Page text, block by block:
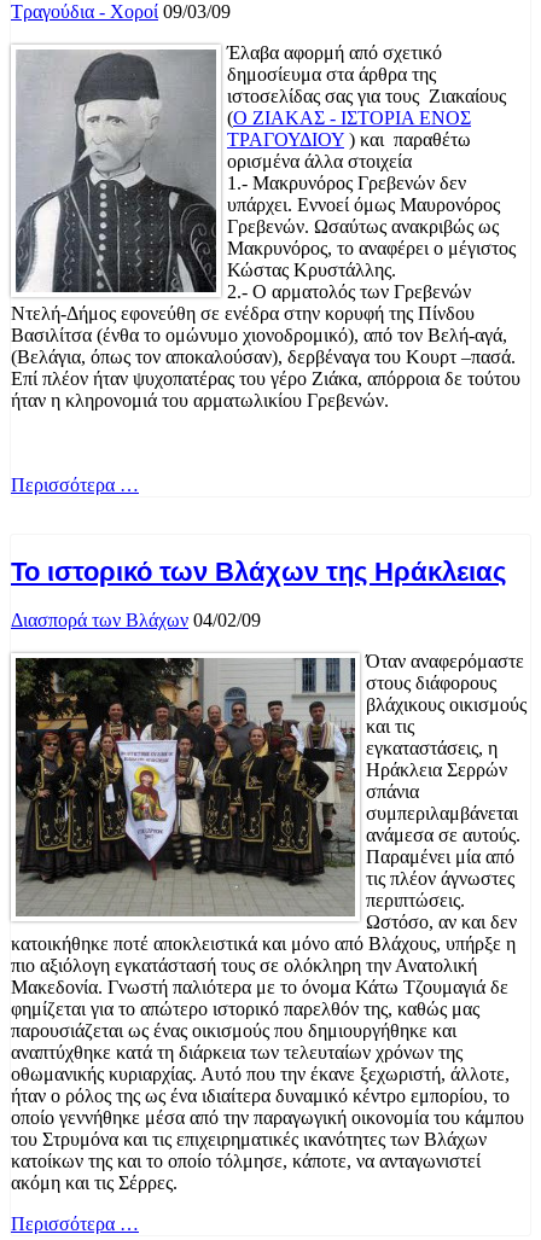
Τραγούδια - Χοροί 09/03/09
Έλαβα αφορμή από σχετικό
δημοσίευμα στα άρθρα της
ιστοσελίδας σας για τους Ζιακαίους
(Ο ΖΙΑΚΑΣ - ΙΣΤΟΡΙΑ ΕΝΟΣ
ΤΡΑΓΟΥΔΙΟΥ ) και παραθέτω
ορισμένα άλλα στοιχεία
1.- Μακρυνόρος Γρεβενών δεν
υπάρχει. Εννοεί όμως Μαυρονόρος
Γρεβενών. Ωσαύτως ανακριβώς ως
Μακρυνόρος, το αναφέρει ο μέγιστος
Κώστας Κρυστάλλης.
2.- Ο αρματολός των Γρεβενών
Ντελή-Δήμος εφονεύθη σε ενέδρα στην κορυφή της Πίνδου
Βασιλίτσα (ένθα το ομώνυμο χιονοδρομικό), από τον Βελή-αγά,
(Βελάγια, όπως τον αποκαλούσαν), δερβέναγα του Κουρτ –πασά.
Επί πλέον ήταν ψυχοπατέρας του γέρο Ζιάκα, απόρροια δε τούτου
ήταν η κληρονομιά του αρματωλικίου Γρεβενών.
Περισσότερα …
Το ιστορικό των Βλάχων της Ηράκλειας
Διασπορά των Βλάχων 04/02/09
Όταν αναφερόμαστε
στους διάφορους
βλάχικους οικισμούς
και τις
εγκαταστάσεις, η
Ηράκλεια Σερρών
σπάνια
συμπεριλαμβάνεται
ανάμεσα σε αυτούς.
Παραμένει μία από
τις πλέον άγνωστες
περιπτώσεις.
Ωστόσο, αν και δεν
κατοικήθηκε ποτέ αποκλειστικά και μόνο από Βλάχους, υπήρξε η
πιο αξιόλογη εγκατάστασή τους σε ολόκληρη την Ανατολική
Μακεδονία. Γνωστή παλιότερα με το όνομα Κάτω Τζουμαγιά δε
φημίζεται για το απώτερο ιστορικό παρελθόν της, καθώς μας
παρουσιάζεται ως ένας οικισμούς που δημιουργήθηκε και
αναπτύχθηκε κατά τη διάρκεια των τελευταίων χρόνων της
οθωμανικής κυριαρχίας. Αυτό που την έκανε ξεχωριστή, άλλοτε,
ήταν ο ρόλος της ως ένα ιδιαίτερα δυναμικό κέντρο εμπορίου, το
οποίο γεννήθηκε μέσα από την παραγωγική οικονομία του κάμπου
του Στρυμόνα και τις επιχειρηματικές ικανότητες των Βλάχων
κατοίκων της και το οποίο τόλμησε, κάποτε, να ανταγωνιστεί
ακόμη και τις Σέρρες.
Περισσότερα …